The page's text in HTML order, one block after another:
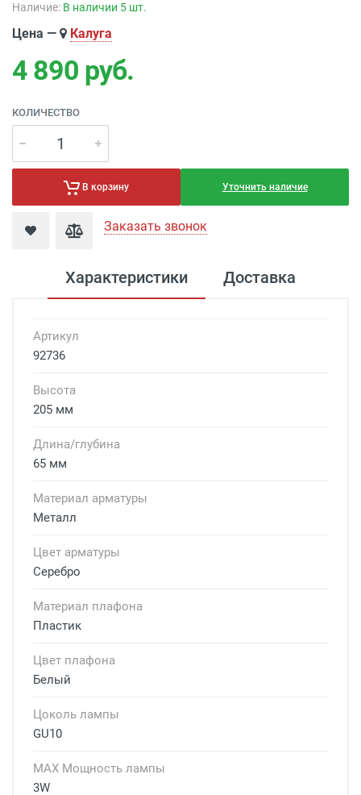
Наличие: В наличии 5 шт.
Цена — Калуга
4 890 руб.
КОЛИЧЕСТВО
В корзину Уточнить наличие
Заказать звонок
Характеристики Доставка
Артикул
92736
Высота
205 мм
Длина/глубина
65 мм
Материал арматуры
Металл
Цвет арматуры
Серебро
Материал плафона
Пластик
Цвет плафона
Белый
Цоколь лампы
GU10
MAX Мощность лампы
3W